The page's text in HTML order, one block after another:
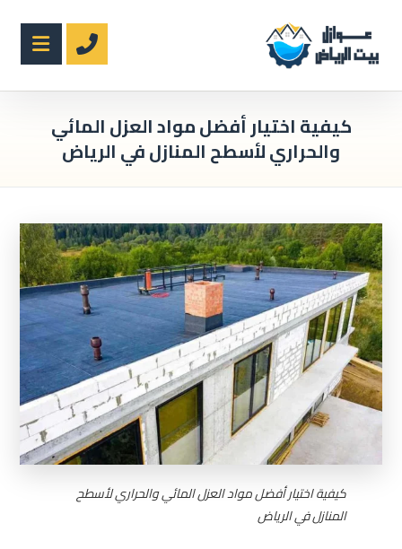
كيفية اختيار أفضل مواد العزل المائي
والحراري لأسطح المنازل في الرياض
كيفية اختيار أفضل مواد العزل المائي والحراري لأسطح
المنازل في الرياض